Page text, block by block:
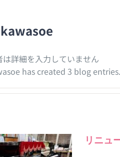
kawasoe
は詳細を入力していません
has created 3 blog entries.
リニュ